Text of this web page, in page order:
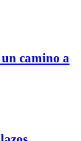
camino a